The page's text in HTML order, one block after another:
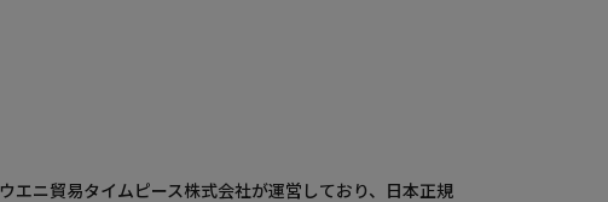
ニ貿易タイムピース株式会社が運営しており、日本正規